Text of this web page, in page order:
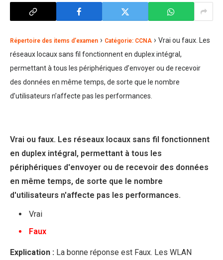
Répertoire des items d’examen › Catégorie: CCNA › Vrai ou faux. Les
réseaux locaux sans fil fonctionnent en duplex intégral,
permettant à tous les périphériques d’envoyer ou de recevoir
des données en même temps, de sorte que le nombre
d’utilisateurs n’affecte pas les performances.
Vrai ou faux. Les réseaux locaux sans fil fonctionnent
en duplex intégral, permettant à tous les
périphériques d'envoyer ou de recevoir des données
en même temps, de sorte que le nombre
d'utilisateurs n'affecte pas les performances.
Vrai
Faux
Explication : La bonne réponse est Faux. Les WLAN